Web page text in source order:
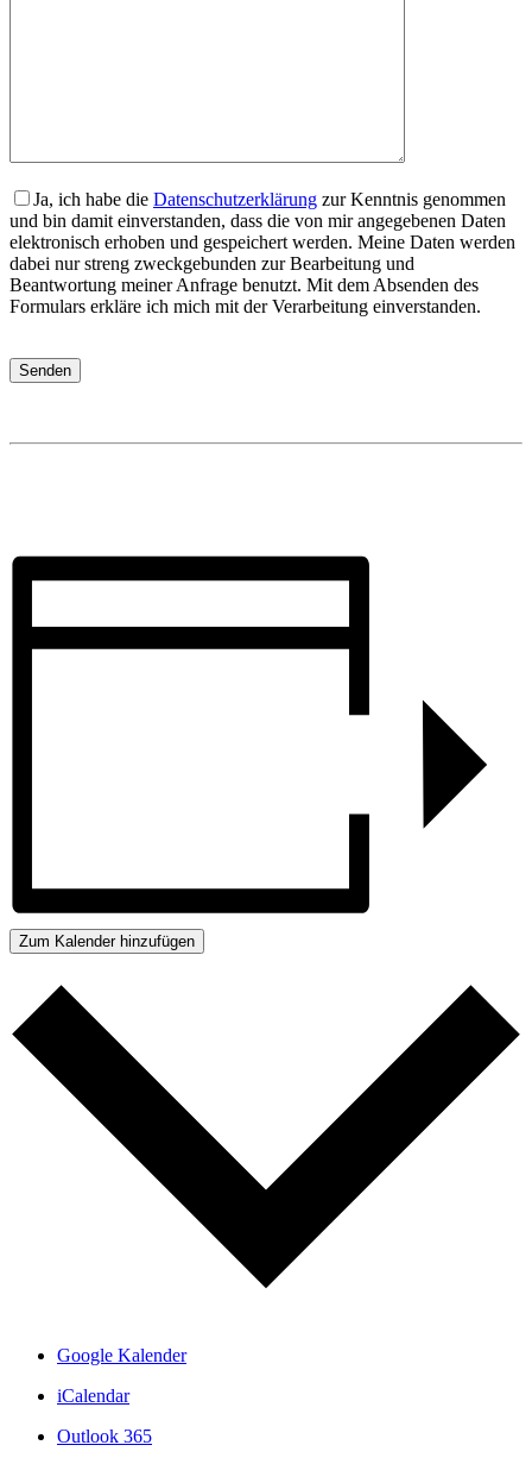
Bitte lasse dieses Feld leer.
Ja, ich habe die Datenschutzerklärung zur Kenntnis genommen
und bin damit einverstanden, dass die von mir angegebenen Daten
elektronisch erhoben und gespeichert werden. Meine Daten werden
dabei nur streng zweckgebunden zur Bearbeitung und
Beantwortung meiner Anfrage benutzt. Mit dem Absenden des
Formulars erkläre ich mich mit der Verarbeitung einverstanden.
Zum Kalender hinzufügen
Google Kalender
iCalendar
Outlook 365